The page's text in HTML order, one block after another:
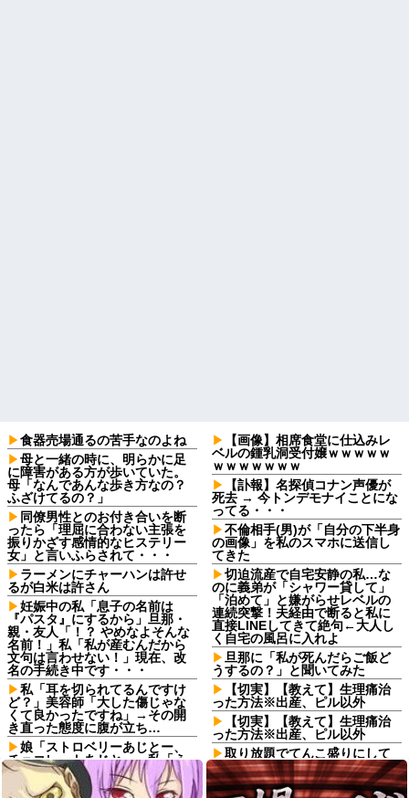
食器売場通るの苦手なのよね
母と一緒の時に、明らかに足
に障害がある方が歩いていた。
母「なんであんな歩き方なの？
ふざけてるの？」
同僚男性とのお付き合いを断
ったら「理屈に合わない主張を
振りかざす感情的なヒステリー
女」と言いふらされて・・・
ラーメンにチャーハンは許せ
るが白米は許さん
妊娠中の私「息子の名前は
『パスタ』にするから」旦那・
親・友人「！？ やめなよそんな
名前！」私「私が産むんだから
文句は言わせない！」現在、改
名の手続き中です・・・
私「耳を切られてるんですけ
ど？」美容師「大した傷じゃな
くて良かったですね」→その開
き直った態度に腹が立ち…
娘「ストロベリーあじとー、
チョコレートあじとー」私「え
っ、それもう一回言って？」→
娘の読み方を聞いて思わず混乱
【画像】相席食堂に仕込みレ
ベルの鍾乳洞受付嬢ｗｗｗｗｗ
ｗｗｗｗｗｗｗ
【訃報】名探偵コナン声優が
死去 → 今トンデモナイことにな
ってる・・・
不倫相手(男)が「自分の下半身
の画像」を私のスマホに送信し
てきた
切迫流産で自宅安静の私…な
のに義弟が「シャワー貸して」
「泊めて」と嫌がらせレベルの
連続突撃！夫経由で断ると私に
直接LINEしてきて絶句←大人し
く自宅の風呂に入れよ
旦那に「私が死んだらご飯ど
うするの？」と聞いてみた
【切実】【教えて】生理痛治
った方法※出産、ピル以外
【切実】【教えて】生理痛治
った方法※出産、ピル以外
取り放題でてんこ盛りにして
るのはまあ見かけるが持ち帰り
はなしでしょう、、、